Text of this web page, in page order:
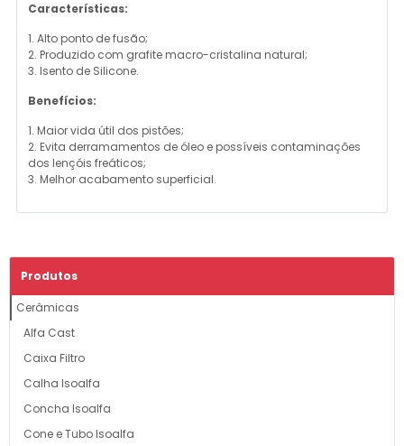
Características:
1. Alto ponto de fusão;
2. Produzido com grafite macro-cristalina natural;
3. Isento de Silicone.
Benefícios:
1. Maior vida útil dos pistões;
2. Evita derramamentos de óleo e possíveis contaminações
dos lençóis freáticos;
3. Melhor acabamento superficial.
Produtos
Cerâmicas
Alfa Cast
Caixa Filtro
Calha Isoalfa
Concha Isoalfa
Cone e Tubo Isoalfa